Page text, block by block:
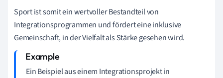
Sport ist somit ein wertvoller Bestandteil von
Integrationsprogrammen und fördert eine inklusive
Gemeinschaft, in der Vielfalt als Stärke gesehen wird.
Ein Beispiel aus einem Integrationsprojekt in